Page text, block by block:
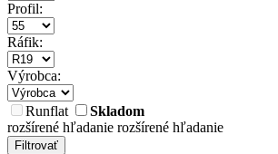
Profil:
Ráfik:
Výrobca:
Runflat
Skladom
rozšírené hľadanie rozšírené hľadanie
Filtrovať